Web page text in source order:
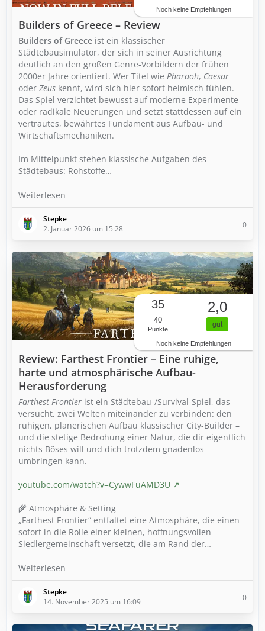
Noch keine Empfehlungen
Builders of Greece – Review
Builders of Greece ist ein klassischer
Städtebausimulator, der sich in seiner Ausrichtung
deutlich an den großen Genre-Vorbildern der frühen
2000er Jahre orientiert. Wer Titel wie Pharaoh, Caesar
oder Zeus kennt, wird sich hier sofort heimisch fühlen.
Das Spiel verzichtet bewusst auf moderne Experimente
oder radikale Neuerungen und setzt stattdessen auf ein
vertrautes, bewährtes Fundament aus Aufbau- und
Wirtschaftsmechaniken.
Im Mittelpunkt stehen klassische Aufgaben des
Städtebaus: Rohstoffe…
Weiterlesen
Stepke
2. Januar 2026 um 15:28
0
35
40
Punkte
2,0
gut
Noch keine Empfehlungen
Review: Farthest Frontier – Eine ruhige,
harte und atmosphärische Aufbau-
Herausforderung
Farthest Frontier ist ein Städtebau-/Survival-Spiel, das
versucht, zwei Welten miteinander zu verbinden: den
ruhigen, planerischen Aufbau klassischer City-Builder –
und die stetige Bedrohung einer Natur, die dir eigentlich
nichts Böses will und dich trotzdem gnadenlos
umbringen kann.
youtube.com/watch?v=CywwFuAMD3U
🌾 Atmosphäre & Setting
„Farthest Frontier“ entfaltet eine Atmosphäre, die einen
sofort in die Rolle einer kleinen, hoffnungsvollen
Siedlergemeinschaft versetzt, die am Rand der…
Weiterlesen
Stepke
14. November 2025 um 16:09
0